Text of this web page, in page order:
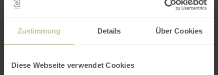
Zustimmung Details Über Cookies
Diese Webseite verwendet Cookies